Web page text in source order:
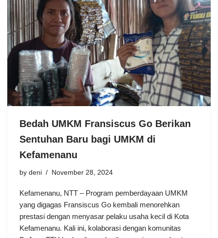
Bedah UMKM Fransiscus Go Berikan
Sentuhan Baru bagi UMKM di
Kefamenanu
by deni November 28, 2024
Kefamenanu, NTT – Program pemberdayaan UMKM
yang digagas Fransiscus Go kembali menorehkan
prestasi dengan menyasar pelaku usaha kecil di Kota
Kefamenanu. Kali ini, kolaborasi dengan komunitas